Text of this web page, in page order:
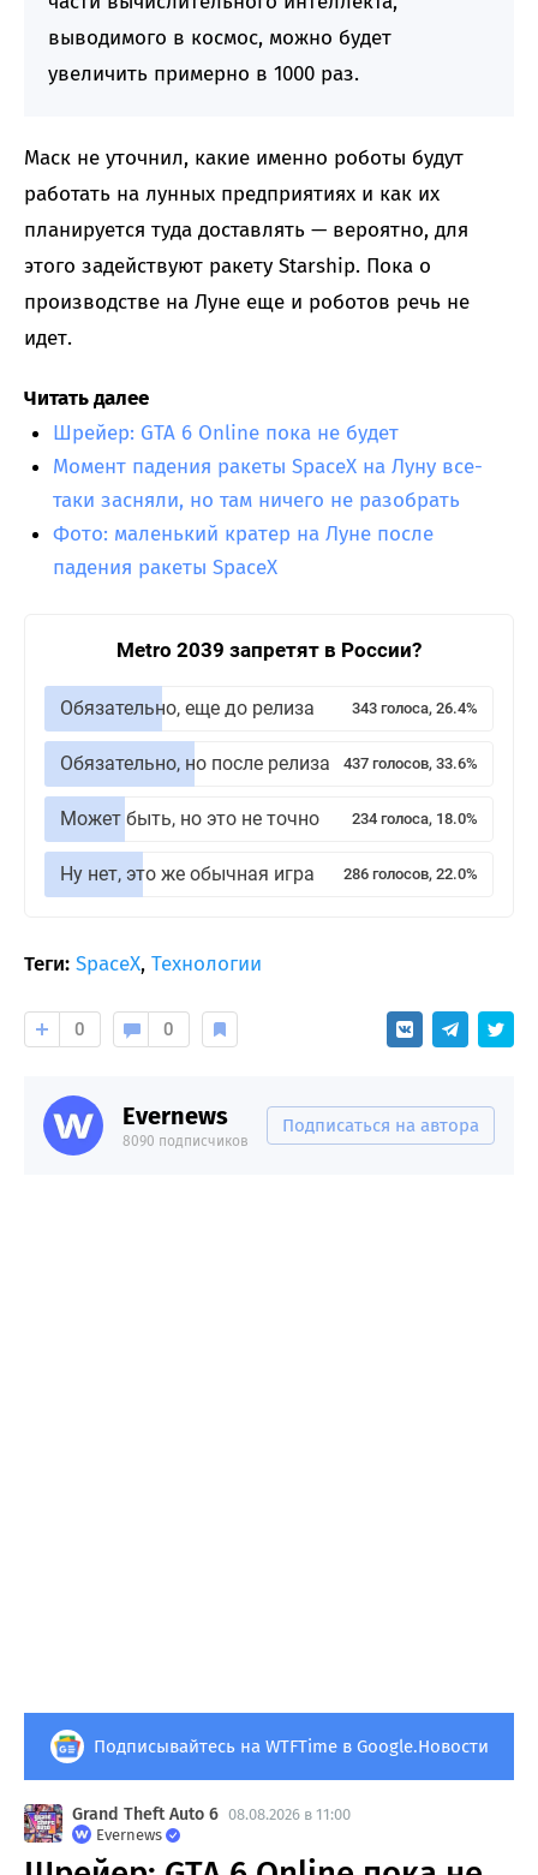
выводимого в космос, можно будет
увеличить примерно в 1000 раз.
Маск не уточнил, какие именно роботы будут
работать на лунных предприятиях и как их
планируется туда доставлять — вероятно, для
этого задействуют ракету Starship. Пока о
производстве на Луне еще и роботов речь не
идет.
Читать далее
Шрейер: GTA 6 Online пока не будет
Момент падения ракеты SpaceX на Луну все-
таки засняли, но там ничего не разобрать
Фото: маленький кратер на Луне после
падения ракеты SpaceX
Metro 2039 запретят в России?
Обязательно, еще до релиза 343 голоса, 26.4%
Обязательно, но после релиза 437 голосов, 33.6%
Может быть, но это не точно 234 голоса, 18.0%
Ну нет, это же обычная игра 286 голосов, 22.0%
Теги: SpaceX, Технологии
0 0
Evernews
8090 подписчиков
Подписаться на автора
Подписывайтесь на WTFTime в Google.Новости
Grand Theft Auto 6 08.08.2026 в 11:00
Evernews